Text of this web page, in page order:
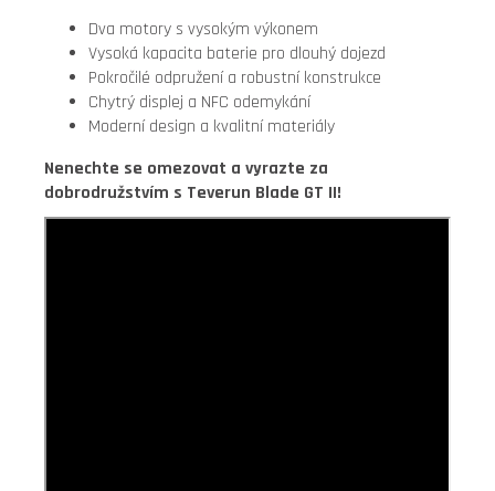
Dva motory s vysokým výkonem
Vysoká kapacita baterie pro dlouhý dojezd
Pokročilé odpružení a robustní konstrukce
Chytrý displej a NFC odemykání
Moderní design a kvalitní materiály
Nenechte se omezovat a vyrazte za
dobrodružstvím s Teverun Blade GT II!